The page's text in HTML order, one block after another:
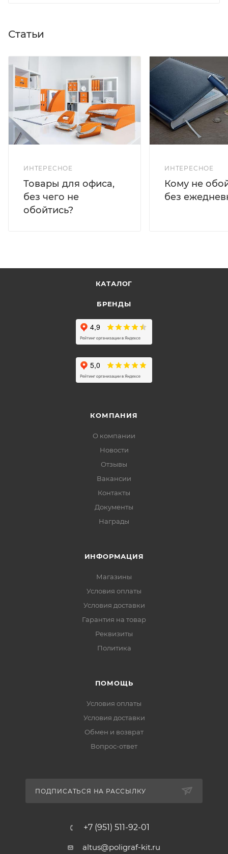
Статьи
ИНТЕРЕСНОЕ
Товары для офиса,
без чего не
обойтись?
ИНТЕРЕСНОЕ
Кому не
без
КАТАЛОГ
БРЕНДЫ
КОМПАНИЯ
О компании
Новости
Отзывы
Вакансии
Контакты
Документы
Награды
ИНФОРМАЦИЯ
Магазины
Условия оплаты
Условия доставки
Гарантия на товар
Реквизиты
Политика
ПОМОЩЬ
Условия оплаты
Условия доставки
Обмен и возврат
Вопрос-ответ
ПОДПИСАТЬСЯ НА РАССЫЛКУ
+7 (951) 511-92-01
altus@poligraf-kit.ru